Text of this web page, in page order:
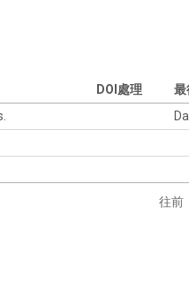
DOI處理
最
往前